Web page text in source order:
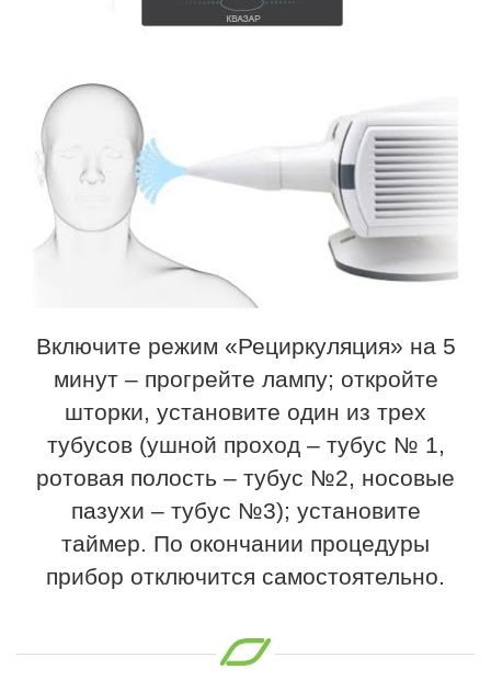
Включите режим «Рециркуляция» на 5
минут – прогрейте лампу; откройте
шторки, установите один из трех
тубусов (ушной проход – тубус № 1,
ротовая полость – тубус №2, носовые
пазухи – тубус №3); установите
таймер. По окончании процедуры
прибор отключится самостоятельно.